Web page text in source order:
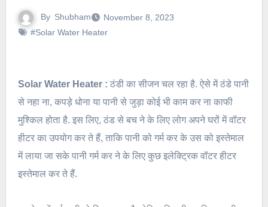
By Shubham
November 8, 2023
#Solar Water Heater
Solar Water Heater : ठंडी का सीजन चल रहा है. ऐसे में ठंडे पानी
से नहा ना, कपड़े धोना या पानी से जुड़ा कोई भी काम कर ना काफी
मुश्किल होता है. इस लिए, ठंड से बच ने के लिए लोग अपने घरों में वॉटर
हीटर का उपयोग कर ते हैं, ताकि पानी को गर्म कर के उस को इस्तेमाल
में लाया जा सके पानी गर्म कर ने के लिए कुछ इलेक्ट्रिक वॉटर हीटर
इस्तेमाल कर ते हैं.